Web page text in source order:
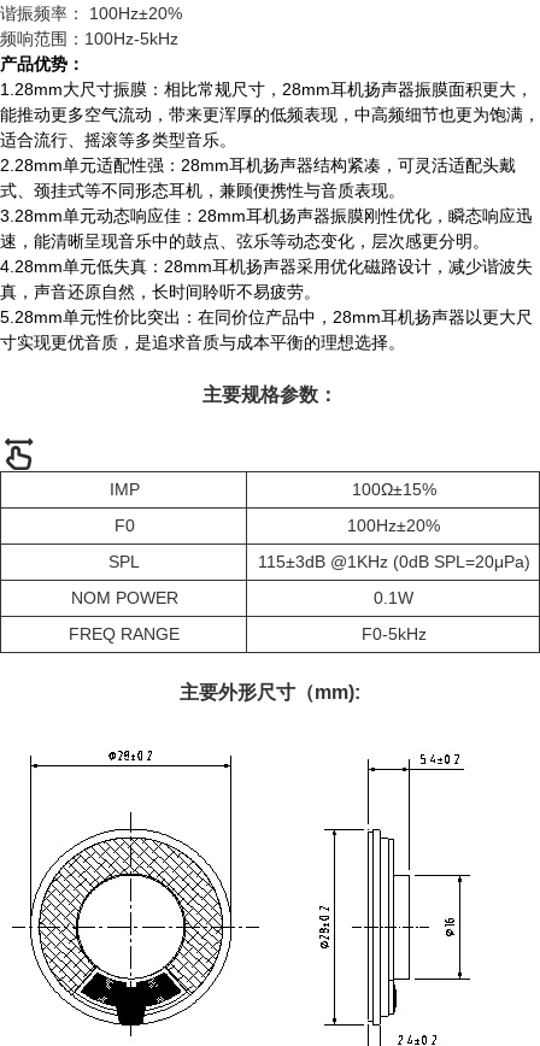
谐振频率： 100Hz±20%
频响范围：100Hz-5kHz
产品优势：
1.28mm大尺寸振膜：相比常规尺寸，28mm耳机扬声器振膜面积更大，
能推动更多空气流动，带来更浑厚的低频表现，中高频细节也更为饱满，
适合流行、摇滚等多类型音乐。
2.28mm单元适配性强：28mm耳机扬声器结构紧凑，可灵活适配头戴
式、颈挂式等不同形态耳机，兼顾便携性与音质表现。
3.28mm单元动态响应佳：28mm耳机扬声器振膜刚性优化，瞬态响应迅
速，能清晰呈现音乐中的鼓点、弦乐等动态变化，层次感更分明。
4.28mm单元低失真：28mm耳机扬声器采用优化磁路设计，减少谐波失
真，声音还原自然，长时间聆听不易疲劳。
5.28mm单元性价比突出：在同价位产品中，28mm耳机扬声器以更大尺
寸实现更优音质，是追求音质与成本平衡的理想选择。
主要规格参数：
IMP
100Ω±15%
F0
100Hz±20%
SPL
115±3dB @1KHz (0dB SPL=20μPa)
NOM POWER
0.1W
FREQ RANGE
F0-5kHz
主要外形尺寸（mm):